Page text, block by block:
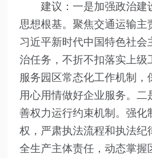
建议：一是加强政治建
思想根基。聚焦交通运输主
习近平新时代中国特色社会
治任务，不折不扣落实上级
服务园区常态化工作机制，
用心用情做好企业服务。二
善权力运行约束机制。强化
权，严肃执法流程和执法纪
全生产主体责任，动态掌握